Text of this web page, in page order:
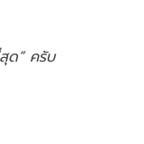
ด” ครับ